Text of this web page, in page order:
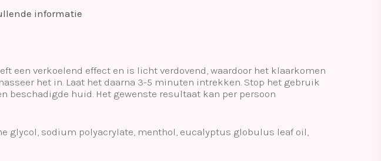
informatie
een verkoelend effect en is licht verdovend, waardoor het klaarkomen
het in. Laat het daarna 3-5 minuten intrekken. Stop het gebruik
beschadigde huid. Het gewenste resultaat kan per persoon
glycol, sodium polyacrylate, menthol, eucalyptus globulus leaf oil,